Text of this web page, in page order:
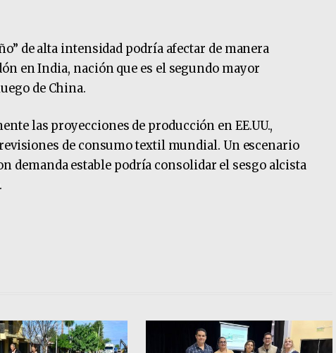
de alta intensidad podría afectar de manera
en India, nación que es el segundo mayor
de China.
las proyecciones de producción en EE.UU.,
de consumo textil mundial. Un escenario
demanda estable podría consolidar el sesgo alcista